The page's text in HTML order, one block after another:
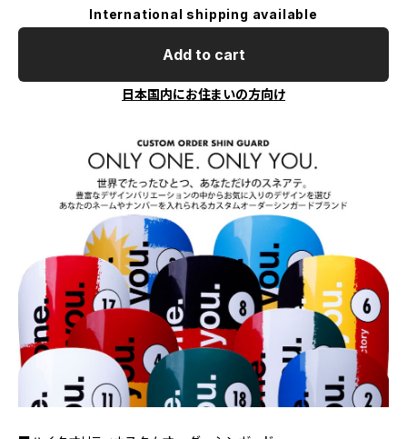
International shipping available
Add to cart
日本国内にお住まいの方向け